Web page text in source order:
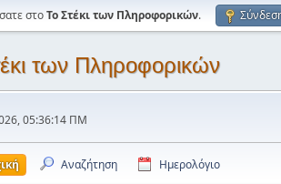
στοΤο Στέκι των Πληροφορικών.
των Πληροφορικών
05:36:14 ΠΜ
Αναζήτηση Ημερολόγιο